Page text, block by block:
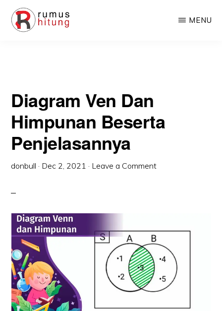
Skip
Skip
Kimia,
Biologi,
dan
Excel
MENU
Diagram Ven Dan
Himpunan Beserta
Penjelasannya
donbull · Dec 2, 2021 · Leave a Comment